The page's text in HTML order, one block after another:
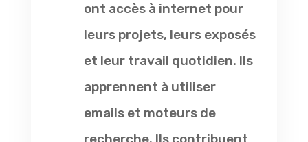
ont accès à internet pour
leurs projets, leurs exposés
et leur travail quotidien. Ils
apprennent à utiliser
emails et moteurs de